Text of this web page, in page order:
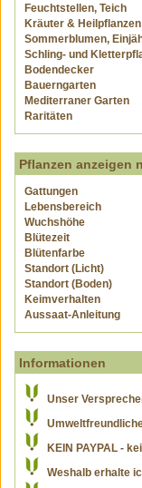
Feuchtstellen, Teich
Kräuter & Heilpflanzen
Sommerblumen,
Schling- und
Bodendecker
Bauerngarten
Mediterraner Garten
Raritäten
Pflanzen anzeigen
Gattungen
Lebensbereich
Wuchshöhe
Blütezeit
Blütenfarbe
Standort (Licht)
Standort (Boden)
Keimverhalten
Aussaat-Anleitung
Informationen
Unser
KEIN PAYPAL -
Weshalb erhalte